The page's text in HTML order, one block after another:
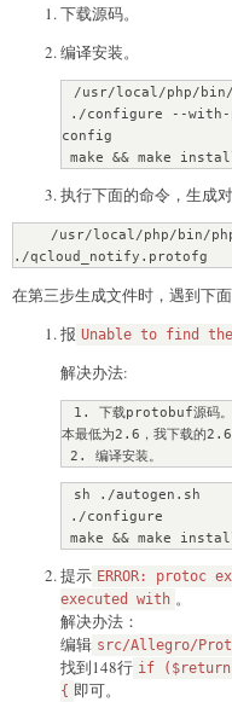
下载源码。
编译安装。
config
make && make
执行下面的命令，生成对
./qcloud_notify.protofg
在第三步生成文件时，遇到下面
报 Unable to find the
解决办法:
本最低为2.6，我下载的2.6
2. 编译安装。
make && make
提示 ERROR: protoc
executed with 。
解决办法：
编辑 src/Allegro/
找到148行 if
{ 即可。